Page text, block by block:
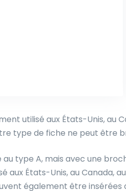
utilisé aux États-Unis, au
type de fiche ne peut être
type A, mais avec une
aux États-Unis, au Canada,
également être insérées